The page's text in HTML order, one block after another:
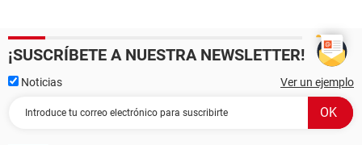
¡SUSCRÍBETE A NUESTRA NEWSLETTER!
Noticias Ver un ejemplo